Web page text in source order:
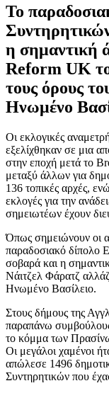
Το
η σημαντική
Reform UK
τους όρους
Ηνωμένο
Οι εκλογικές
εξελίχθηκαν σε μια
στην εποχή μετά το
μεταξύ άλλων για
136 τοπικές αρχές,
εκλογές για την
σημειωτέων έχουν
Όπως σημειώνουν οι
παραδοσιακό δίπολο
σοβαρά και η
Νάιτζελ Φάρατζ
Ηνωμένο Βασίλειο.
Στους δήμους της
παραπάνω
το κόμμα των
Οι μεγάλοι χαμένοι
απώλεσε 1496
Συντηρητικών που